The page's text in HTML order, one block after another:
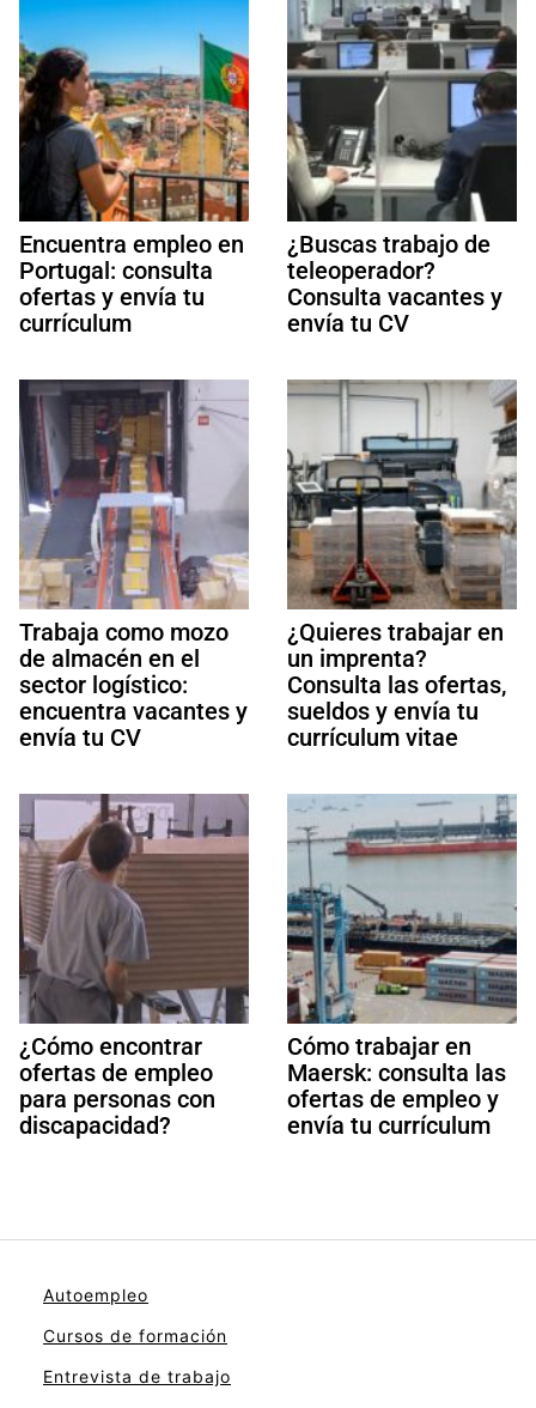
Encuentra empleo en
Portugal: consulta
ofertas y envía tu
currículum
¿Buscas trabajo de
teleoperador?
Consulta vacantes y
envía tu CV
Trabaja como mozo
de almacén en el
sector logístico:
encuentra vacantes y
envía tu CV
¿Quieres trabajar en
un imprenta?
Consulta las ofertas,
sueldos y envía tu
currículum vitae
¿Cómo encontrar
ofertas de empleo
para personas con
discapacidad?
Cómo trabajar en
Maersk: consulta las
ofertas de empleo y
envía tu currículum
Autoempleo
Cursos de formación
Entrevista de trabajo